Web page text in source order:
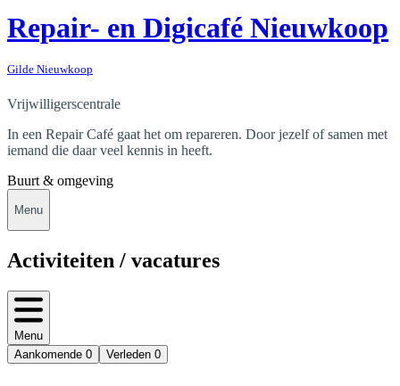
Repair- en Digicafé Nieuwkoop
Gilde Nieuwkoop
Vrijwilligerscentrale
In een Repair Café gaat het om repareren. Door jezelf of samen met
iemand die daar veel kennis in heeft.
Buurt & omgeving
Menu
Activiteiten / vacatures
Menu
Aankomende 0 Verleden 0